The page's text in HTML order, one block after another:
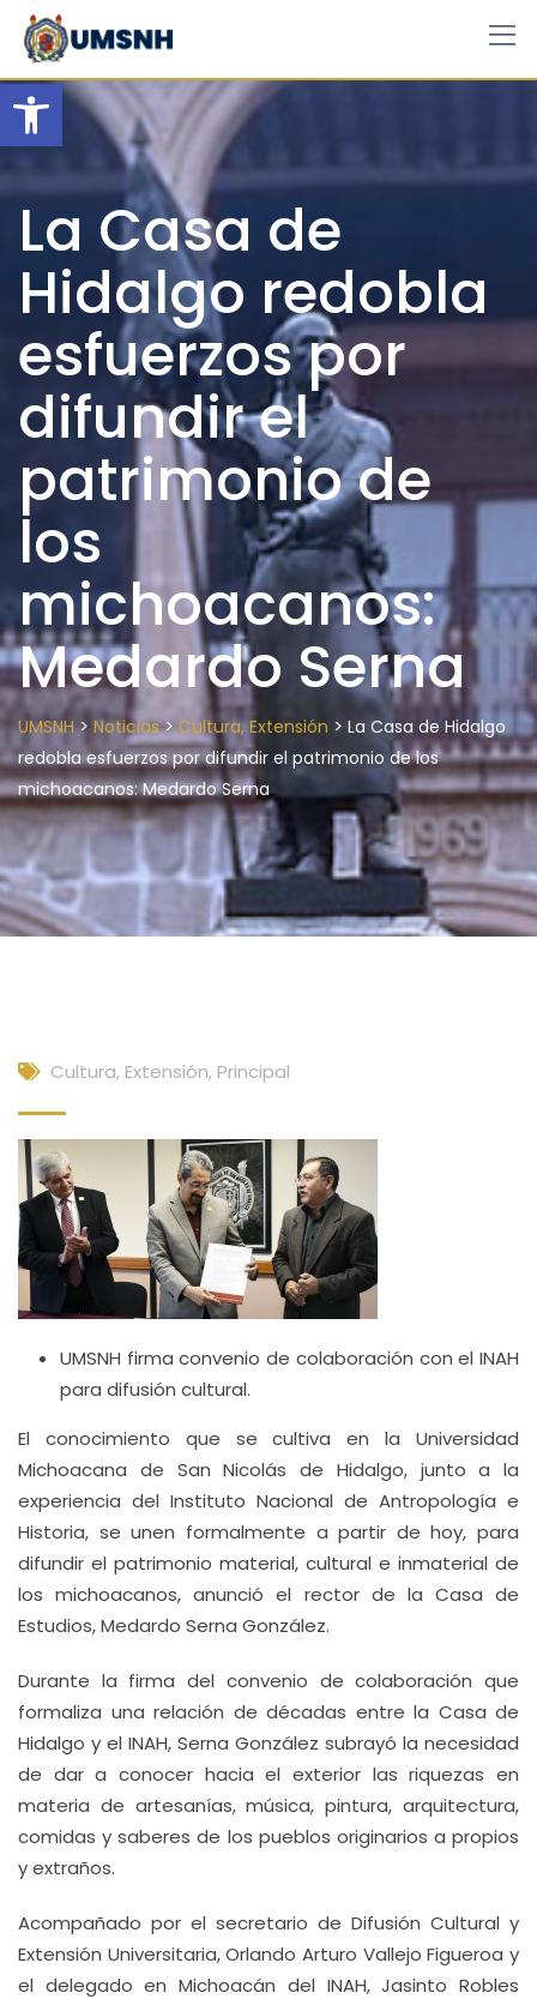
Open toolbar
Skip
content
La Casa de
Hidalgo redobla
esfuerzos por
difundir el
patrimonio de
los
michoacanos:
Medardo Serna
UMSNH> Noticias>Cultura, Extensión > La Casa de Hidalgo
redobla esfuerzos por difundir el patrimonio de los
michoacanos: Medardo Serna
Cultura, Extensión, Principal
UMSNH firma convenio de colaboración con el INAH
para difusión cultural.
El conocimiento que se cultiva en la Universidad
Michoacana de San Nicolás de Hidalgo, junto a la
experiencia del Instituto Nacional de Antropología e
Historia, se unen formalmente a partir de hoy, para
difundir el patrimonio material, cultural e inmaterial de
los michoacanos, anunció el rector de la Casa de
Estudios, Medardo Serna González.
Durante la firma del convenio de colaboración que
formaliza una relación de décadas entre la Casa de
Hidalgo y el INAH, Serna González subrayó la necesidad
de dar a conocer hacia el exterior las riquezas en
materia de artesanías, música, pintura, arquitectura,
comidas y saberes de los pueblos originarios a propios
y extraños.
Acompañado por el secretario de Difusión Cultural y
Extensión Universitaria, Orlando Arturo Vallejo Figueroa y
el delegado en Michoacán del INAH, Jasinto Robles